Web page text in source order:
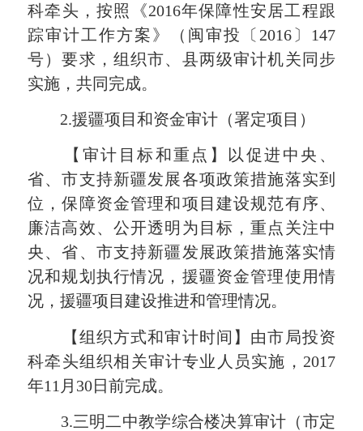
科牵头，按照《2016年保障性安居工程跟
踪审计工作方案》（闽审投
〔 2016〕 147
号）要求，组织市、县两级审计机关同步
实施，共同完成。
2.援疆项目和资金审计（署定项目）
【审计目标和重点】以促进中央、
省、市支持新疆发展各项政策措施落实到
位，保障资金管理和项目建设规范有序、
廉洁高效、公开透明为目标，重点关注中
央、省、市支持新疆发展政策措施落实情
况和规划执行情况，援疆资金管理使用情
况，援疆项目建设推进和管理情况。
【组织方式和审计时间】 由市局投资
科牵头组织相关审计专业人员实施， 2017
年11 月 30日前完成。
3.三明二中教学综合楼决算审计 （市定